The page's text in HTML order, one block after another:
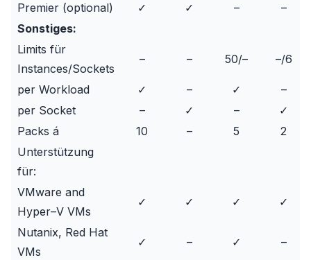
Premier (optional)
✓ ✓ –
–
Sonstiges:
Limits für
Instances/Sockets
– – 50/– –/6
per Workload ✓ – ✓
–
per Socket
– ✓ –
✓
Packs á
10 – 5
2
Unterstützung
für:
VMware and
Hyper–V VMs
✓ ✓ ✓ ✓
Nutanix, Red Hat
VMs
✓ – ✓ –